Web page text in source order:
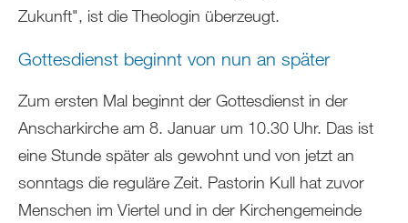
Zukunft", ist die Theologin überzeugt.
Gottesdienst beginnt von nun an später
Zum ersten Mal beginnt der Gottesdienst in der
Anscharkirche am 8. Januar um 10.30 Uhr. Das ist
eine Stunde später als gewohnt und von jetzt an
sonntags die reguläre Zeit. Pastorin Kull hat zuvor
Menschen im Viertel und in der Kirchengemeinde